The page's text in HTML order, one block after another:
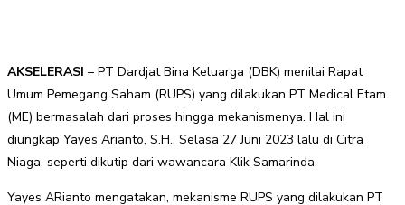
AKSELERASI – PT Dardjat Bina Keluarga (DBK) menilai Rapat
Umum Pemegang Saham (RUPS) yang dilakukan PT Medical Etam
(ME) bermasalah dari proses hingga mekanismenya. Hal ini
diungkap Yayes Arianto, S.H., Selasa 27 Juni 2023 lalu di Citra
Niaga, seperti dikutip dari wawancara Klik Samarinda.
Yayes ARianto mengatakan, mekanisme RUPS yang dilakukan PT